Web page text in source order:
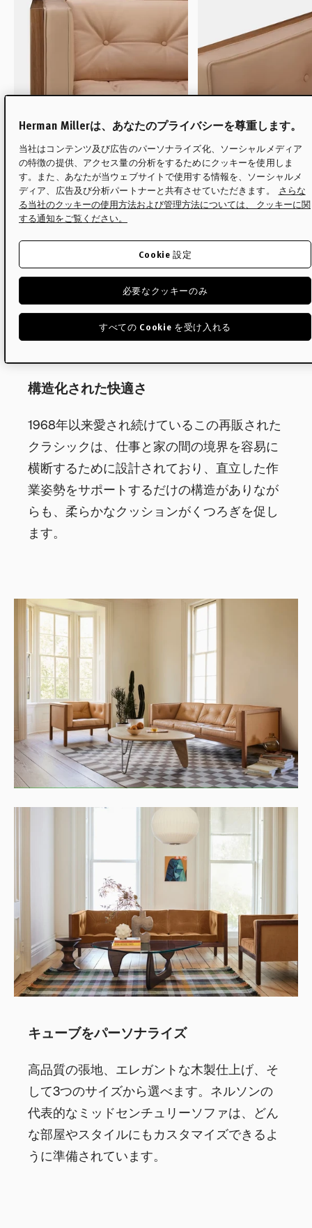
01
ナチュラルな木製フレームのバリ
エーションによりユニークな表情
をみせます。
02
洗練された美学を演
ンドメイドによるパ
構造化された快適さ
1968年以来愛され続けているこの再販された
クラシックは、仕事と家の間の境界を容易に
横断するために設計されており、直立した作
業姿勢をサポートするだけの構造がありなが
らも、柔らかなクッションがくつろぎを促し
ます。
キューブをパーソナライズ
高品質の張地、エレガントな木製仕上げ、そ
して3つのサイズから選べます。ネルソンの
代表的なミッドセンチュリーソファは、どん
な部屋やスタイルにもカスタマイズできるよ
うに準備されています。
Herman Millerは、あなたのプライバシーを尊重します。
当社はコンテンツ及び広告のパーソナライズ化、ソーシャルメディア
の特徴の提供、アクセス量の分析をするためにクッキーを使用しま
す。また、あなたが当ウェブサイトで使用する情報を、ソーシャルメ
ディア、広告及び分析パートナーと共有させていただきます。
さらな
る当社のクッキーの使用方法および管理方法については、 クッキーに関
する通知をご覧ください。
必要なクッキーのみ
すべての Cookie を受け入れる
Cookie 設定